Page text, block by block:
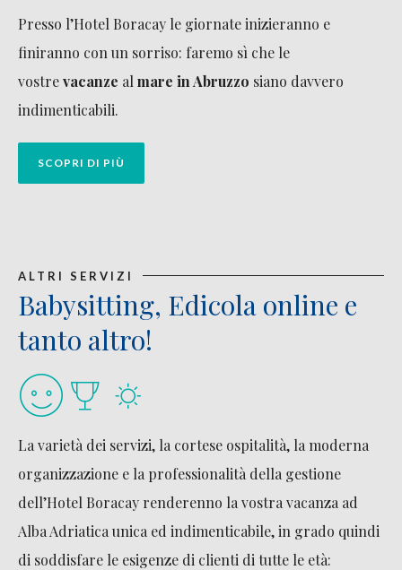
Presso l’Hotel Boracay le giornate inizieranno e
finiranno con un sorriso: faremo sì che le
vostrevacanze al mare in Abruzzo siano davvero
indimenticabili.
SCOPRI DI PIÙ
ALTRI SERVIZI
Babysitting, Edicola online e
tanto altro!
La varietà dei servizi, la cortese ospitalità, la moderna
organizzazione e la professionalità della gestione
dell’Hotel Boracay renderenno la vostra vacanza ad
Alba Adriatica unica ed indimenticabile, in grado quindi
di soddisfare le esigenze di clienti di tutte le età: